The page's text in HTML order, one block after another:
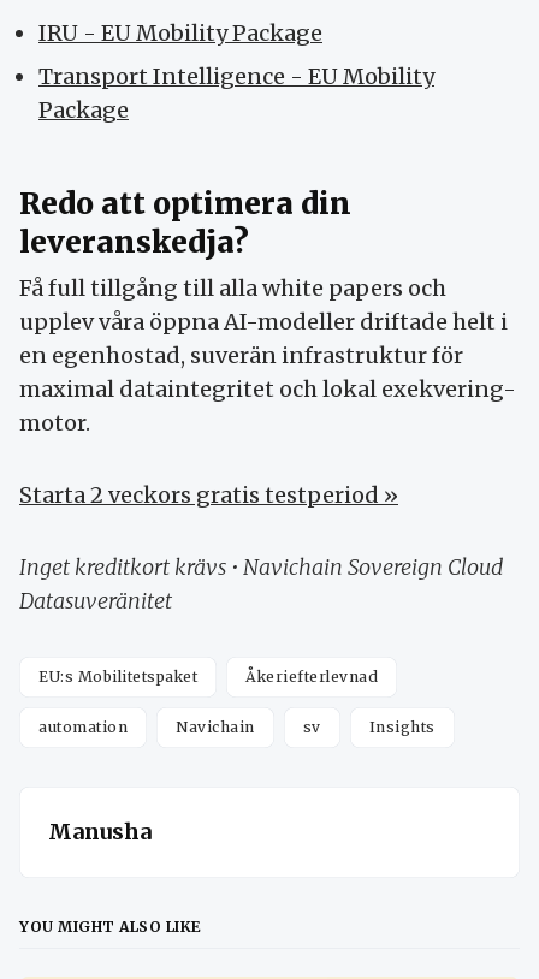
IRU - EU Mobility Package
Transport Intelligence - EU Mobility
Package
Redo att optimera din
leveranskedja?
Få full tillgång till alla white papers och
upplev våra öppna AI-modeller driftade helt i
en egenhostad, suverän infrastruktur för
maximal dataintegritet och lokal exekvering-
motor.
Starta 2 veckors gratis testperiod »
Inget kreditkort krävs • Navichain Sovereign Cloud
Datasuveränitet
EU:s Mobilitetspaket Åkeriefterlevnad
automation Navichain sv Insights
Manusha
YOU MIGHT ALSO LIKE